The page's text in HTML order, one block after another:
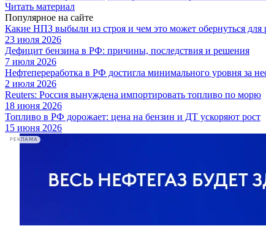
Читать материал
Популярное на сайте
Какие НПЗ выбыли из строя и чем это может обернуться
23 июля 2026
Дефицит бензина в РФ: причины, последствия и решения
7 июля 2026
Нефтепереработка в РФ достигла минимального уровня за
2 июля 2026
Reuters: Россия вынуждена импортировать топливо по морю
18 июня 2026
Топливо в РФ дорожает: цена на бензин и ДТ ускоряют рост
15 июня 2026
РЕКЛАМА